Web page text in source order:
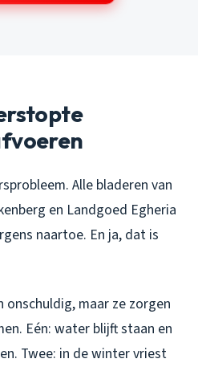
Alle bladeren van
en Landgoed Egheria
naartoe. En ja, dat is
maar ze zorgen
Eén: water blijft staan en
Twee: in de winter vriest